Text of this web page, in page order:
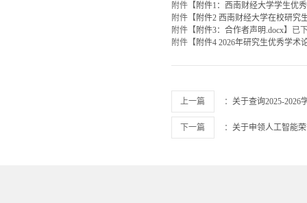
附件【 附件1：西南财经大学学生优
附件【 附件2 西南财经大学在校研究
附件【 附件3：合作者声明.docx】已
附件【 附件4 2026年研究生优秀学术
上一篇 ： 关于查询2025-2026
下一篇 ： 关于申领人工智能